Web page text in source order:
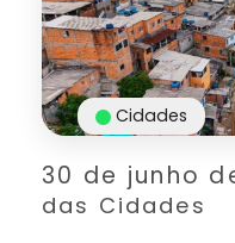
30 de junho
das Cidades
Cidades